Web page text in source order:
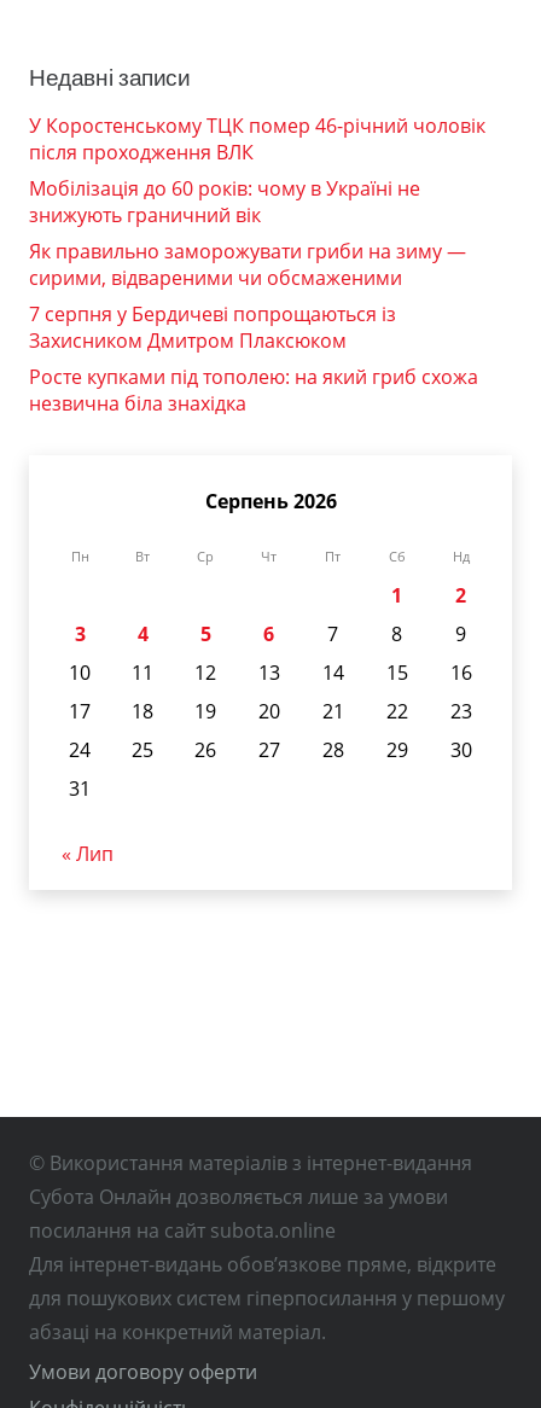
Недавні записи
У Коростенському ТЦК помер 46-річний чоловік
після проходження ВЛК
Мобілізація до 60 років: чому в Україні не
знижують граничний вік
Як правильно заморожувати гриби на зиму —
сирими, відвареними чи обсмаженими
7 серпня у Бердичеві попрощаються із
Захисником Дмитром Плаксюком
Росте купками під тополею: на який гриб схожа
незвична біла знахідка
Серпень 2026
Пн Вт Ср Чт Пт Сб Нд
1
2
3
4 5 6 7 8
9
10
11 12 13 14 15
16
17
18 19 20 21 22
23
24
25 26 27 28 29
30
31
« Лип
© Використання матеріалів з інтернет-видання
Субота Онлайн дозволяється лише за умови
посилання на сайт subota.online
Для інтернет-видань обов’язкове пряме, відкрите
для пошукових систем гіперпосилання у першому
абзаці на конкретний матеріал.
Умови договору оферти